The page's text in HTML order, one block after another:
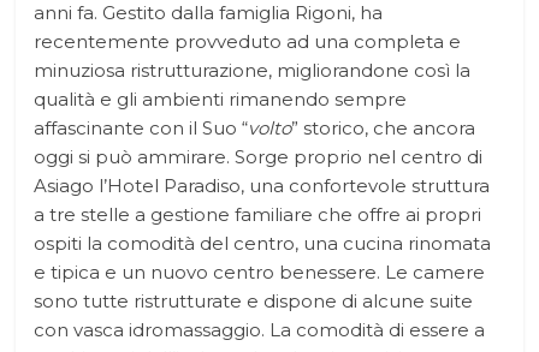
anni fa. Gestito dalla famiglia Rigoni, ha
recentemente provveduto ad una completa e
minuziosa ristrutturazione, migliorandone così la
qualità e gli ambienti rimanendo sempre
affascinante con il Suo “volto” storico, che ancora
oggi si può ammirare. Sorge proprio nel centro di
Asiago l’Hotel Paradiso, una confortevole struttura
a tre stelle a gestione familiare che offre ai propri
ospiti la comodità del centro, una cucina rinomata
e tipica e un nuovo centro benessere. Le camere
sono tutte ristrutturate e dispone di alcune suite
con vasca idromassaggio. La comodità di essere a